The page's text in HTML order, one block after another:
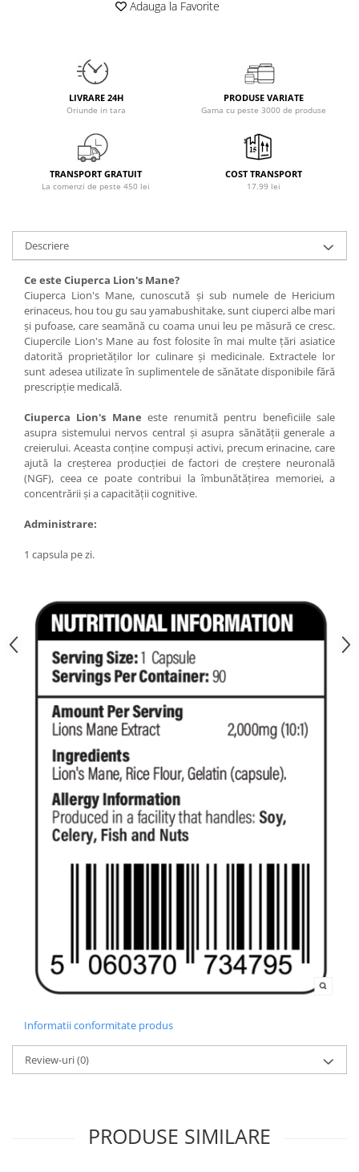
Power System
Puritan`s Pride
Raw Nutrition
REDCON1
RIPT
Scitec
Scivation
Skill Nutrition
Smart Shake
Swanson
Under Armour
Universal
Vitargo
Weider
Zenana
Adauga la Favorite
LIVRARE 24H
Oriunde in tara
PRODUSE VARIATE
Gama cu peste 3000 de produse
TRANSPORT GRATUIT
La comenzi de peste 450 lei
COST TRANSPORT
17.99 lei
Descriere
Ce este Ciuperca Lion's Mane?
Ciuperca Lion's Mane, cunoscută și sub numele de Hericium
erinaceus, hou tou gu sau yamabushitake, sunt ciuperci albe mari
și pufoase, care seamănă cu coama unui leu pe măsură ce cresc.
Ciupercile Lion's Mane au fost folosite în mai multe țări asiatice
datorită proprietăților lor culinare și medicinale. Extractele lor
sunt adesea utilizate în suplimentele de sănătate disponibile fără
prescripție medicală.
Ciuperca Lion's Mane este renumită pentru beneficiile sale
asupra sistemului nervos central și asupra sănătății generale a
creierului. Aceasta conține compuși activi, precum erinacine, care
ajută la creșterea producției de factori de creștere neuronală
(NGF), ceea ce poate contribui la îmbunătățirea memoriei, a
concentrării și a capacității cognitive.
Administrare:
1 capsula pe zi.
Informatii conformitate produs
Review-uri(0)
PRODUSE SIMILARE